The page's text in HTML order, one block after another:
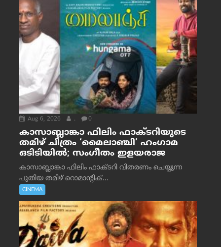
Aug 6, 2026 . 0
കാസാബ്ലാങ്കാ ഫിലിം ഫാക്ടറിയുടെ
തമിഴ് ചിത്രം ‘മൈലാഞ്ചി’ ഹംഗാമ
ഒടിടിയിൽ; സംഗീതം ഇളയരാജ
കാസാബ്ലാങ്കാ ഫിലിം ഫാക്ടറി വിതരണം ചെയ്യുന്ന
പുതിയ തമിഴ് റൊമാന്റിക്...
CINEMA